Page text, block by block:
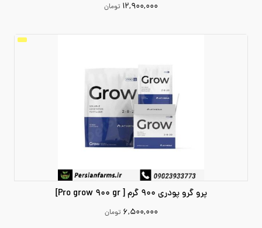
۱۲,۹۰۰,۰۰۰ تومان
پرو گرو پودری 900 گرم [ Pro grow 900 gr]
۶,۵۰۰,۰۰۰ تومان